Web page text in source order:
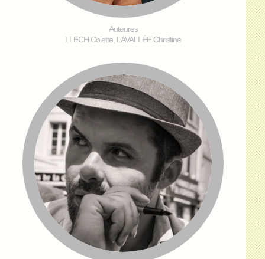
Auteures
LLECH Colette, LAVALLÉE Christine